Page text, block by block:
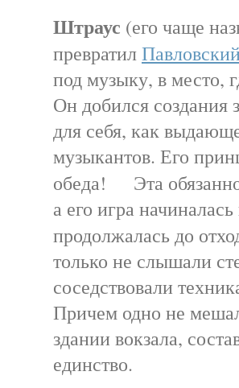
Штраус (его чаще
превратил
под музыку, в место,
Он добился создания
для себя, как
музыкантов. Его
обеда! Эта
а его игра
продолжалась до
только не слышали
соседствовали
Причем одно не
здании вокзала,
единство.